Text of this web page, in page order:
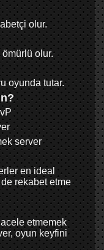
olur.
olur.
oyunda tutar.
server
en ideal
rekabet etme
etmemek
oyun keyfini